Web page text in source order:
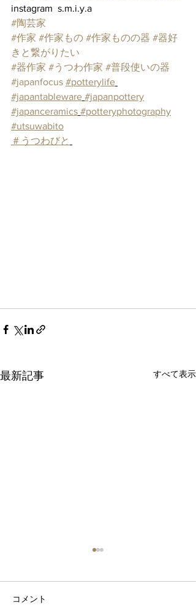
instagram  s.m.i.y.a
#陶芸家
#作家 #作家もの #作家ものの器 #器好
きと繋がりたい
#器作家 #うつわ作家 #普段使いの器
#japanfocus #potterylife
#japantableware #japanpottery
#japanceramics #potteryphotography
#utsuwabito
＃うつわびと
最新記事 すべて表示
コメント